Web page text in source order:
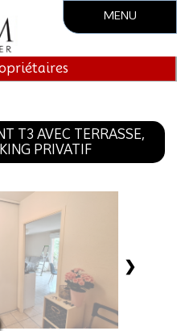
MENU
Vente
Location
Contact
T3 AVEC TERRASSE,
PRIVATIF
❯